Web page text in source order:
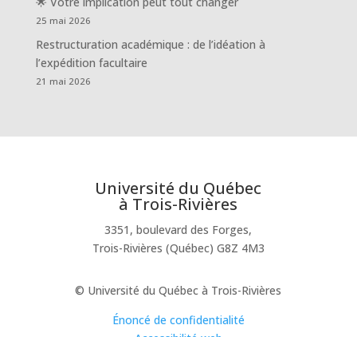
25 mai 2026
Restructuration académique : de l’idéation à
l’expédition facultaire
21 mai 2026
Université du Québec
à Trois-Rivières
3351, boulevard des Forges,
Trois-Rivières (Québec) G8Z 4M3
© Université du Québec à Trois-Rivières
Énoncé de confidentialité